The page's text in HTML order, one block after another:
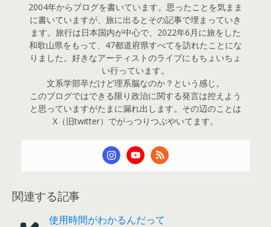
2004年からブログを書いています。思ったことを気まま
に書いていますが、旅に出るとその記事で埋まっていき
ます。旅行は日本国内が中心で、2022年6月に旅をした
和歌山県をもって、47都道府県すべてを訪れたことにな
りました。好きなアーティストのライブにもちょいちょ
い行っています。
文系学部卒だけど理系脳なのか？という感じ。
このブログではできる限り政治に関する発言は控えよう
と思っていますがたまに漏れ出します。その辺のことは
X（旧twitter）でがっつりつぶやいてます。
関連する記事
使用時間がわかるんだって